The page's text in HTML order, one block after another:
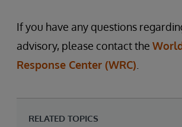
If you have any questions
advisory, please contact the
Response Center (WRC)
RELATED TOPICS